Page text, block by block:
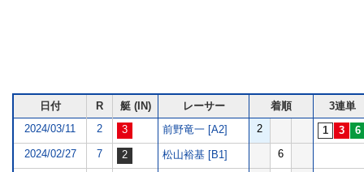
日付 R 艇 (IN) レーサー 着順
3連単
2024/03/11
2 前野竜一 [A2] 2
2024/02/27 7 松山裕基 [B1] 6